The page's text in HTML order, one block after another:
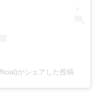
がシェアした投稿